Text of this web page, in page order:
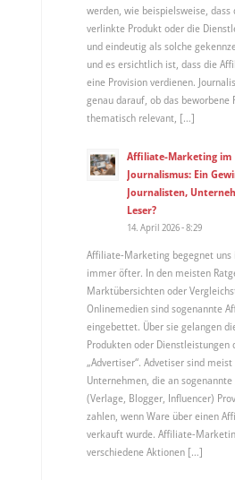
werden, wie beispielsweise, dass
verlinkte Produkt oder die
und eindeutig als solche
und es ersichtlich ist, dass die
eine Provision verdienen.
genau darauf, ob das beworbene
thematisch relevant, […]
Affiliate-Marketing im
Journalismus: Ein
Journalisten,
Leser?
14. April 2026 - 8:29
Affiliate-Marketing begegnet
immer öfter. In den meisten
Marktübersichten oder
Onlinemedien sind sogenannte
eingebettet. Über sie gelangen
Produkten oder Dienstleistungen
„Advertiser“. Advetiser sind meist
Unternehmen, die an sogenannte
(Verlage, Blogger, Influencer)
zahlen, wenn Ware über einen
verkauft wurde. Affiliate-
verschiedene Aktionen […]